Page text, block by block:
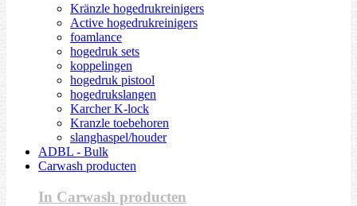
Kränzle hogedrukreinigers
Active hogedrukreinigers
foamlance
hogedruk sets
koppelingen
hogedruk pistool
hogedrukslangen
Karcher K-lock
Kranzle toebehoren
slanghaspel/houder
ADBL - Bulk
Carwash producten
In Carwash producten